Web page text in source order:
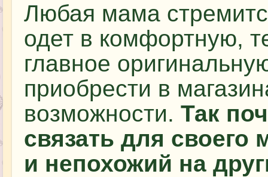
Любая мама
одет в комфортную,
главное
приобрести в
возможности. Так
связать для своего
и непохожий на